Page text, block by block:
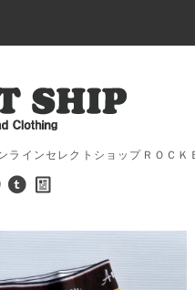
ラインセレクトショップＲＯＣ